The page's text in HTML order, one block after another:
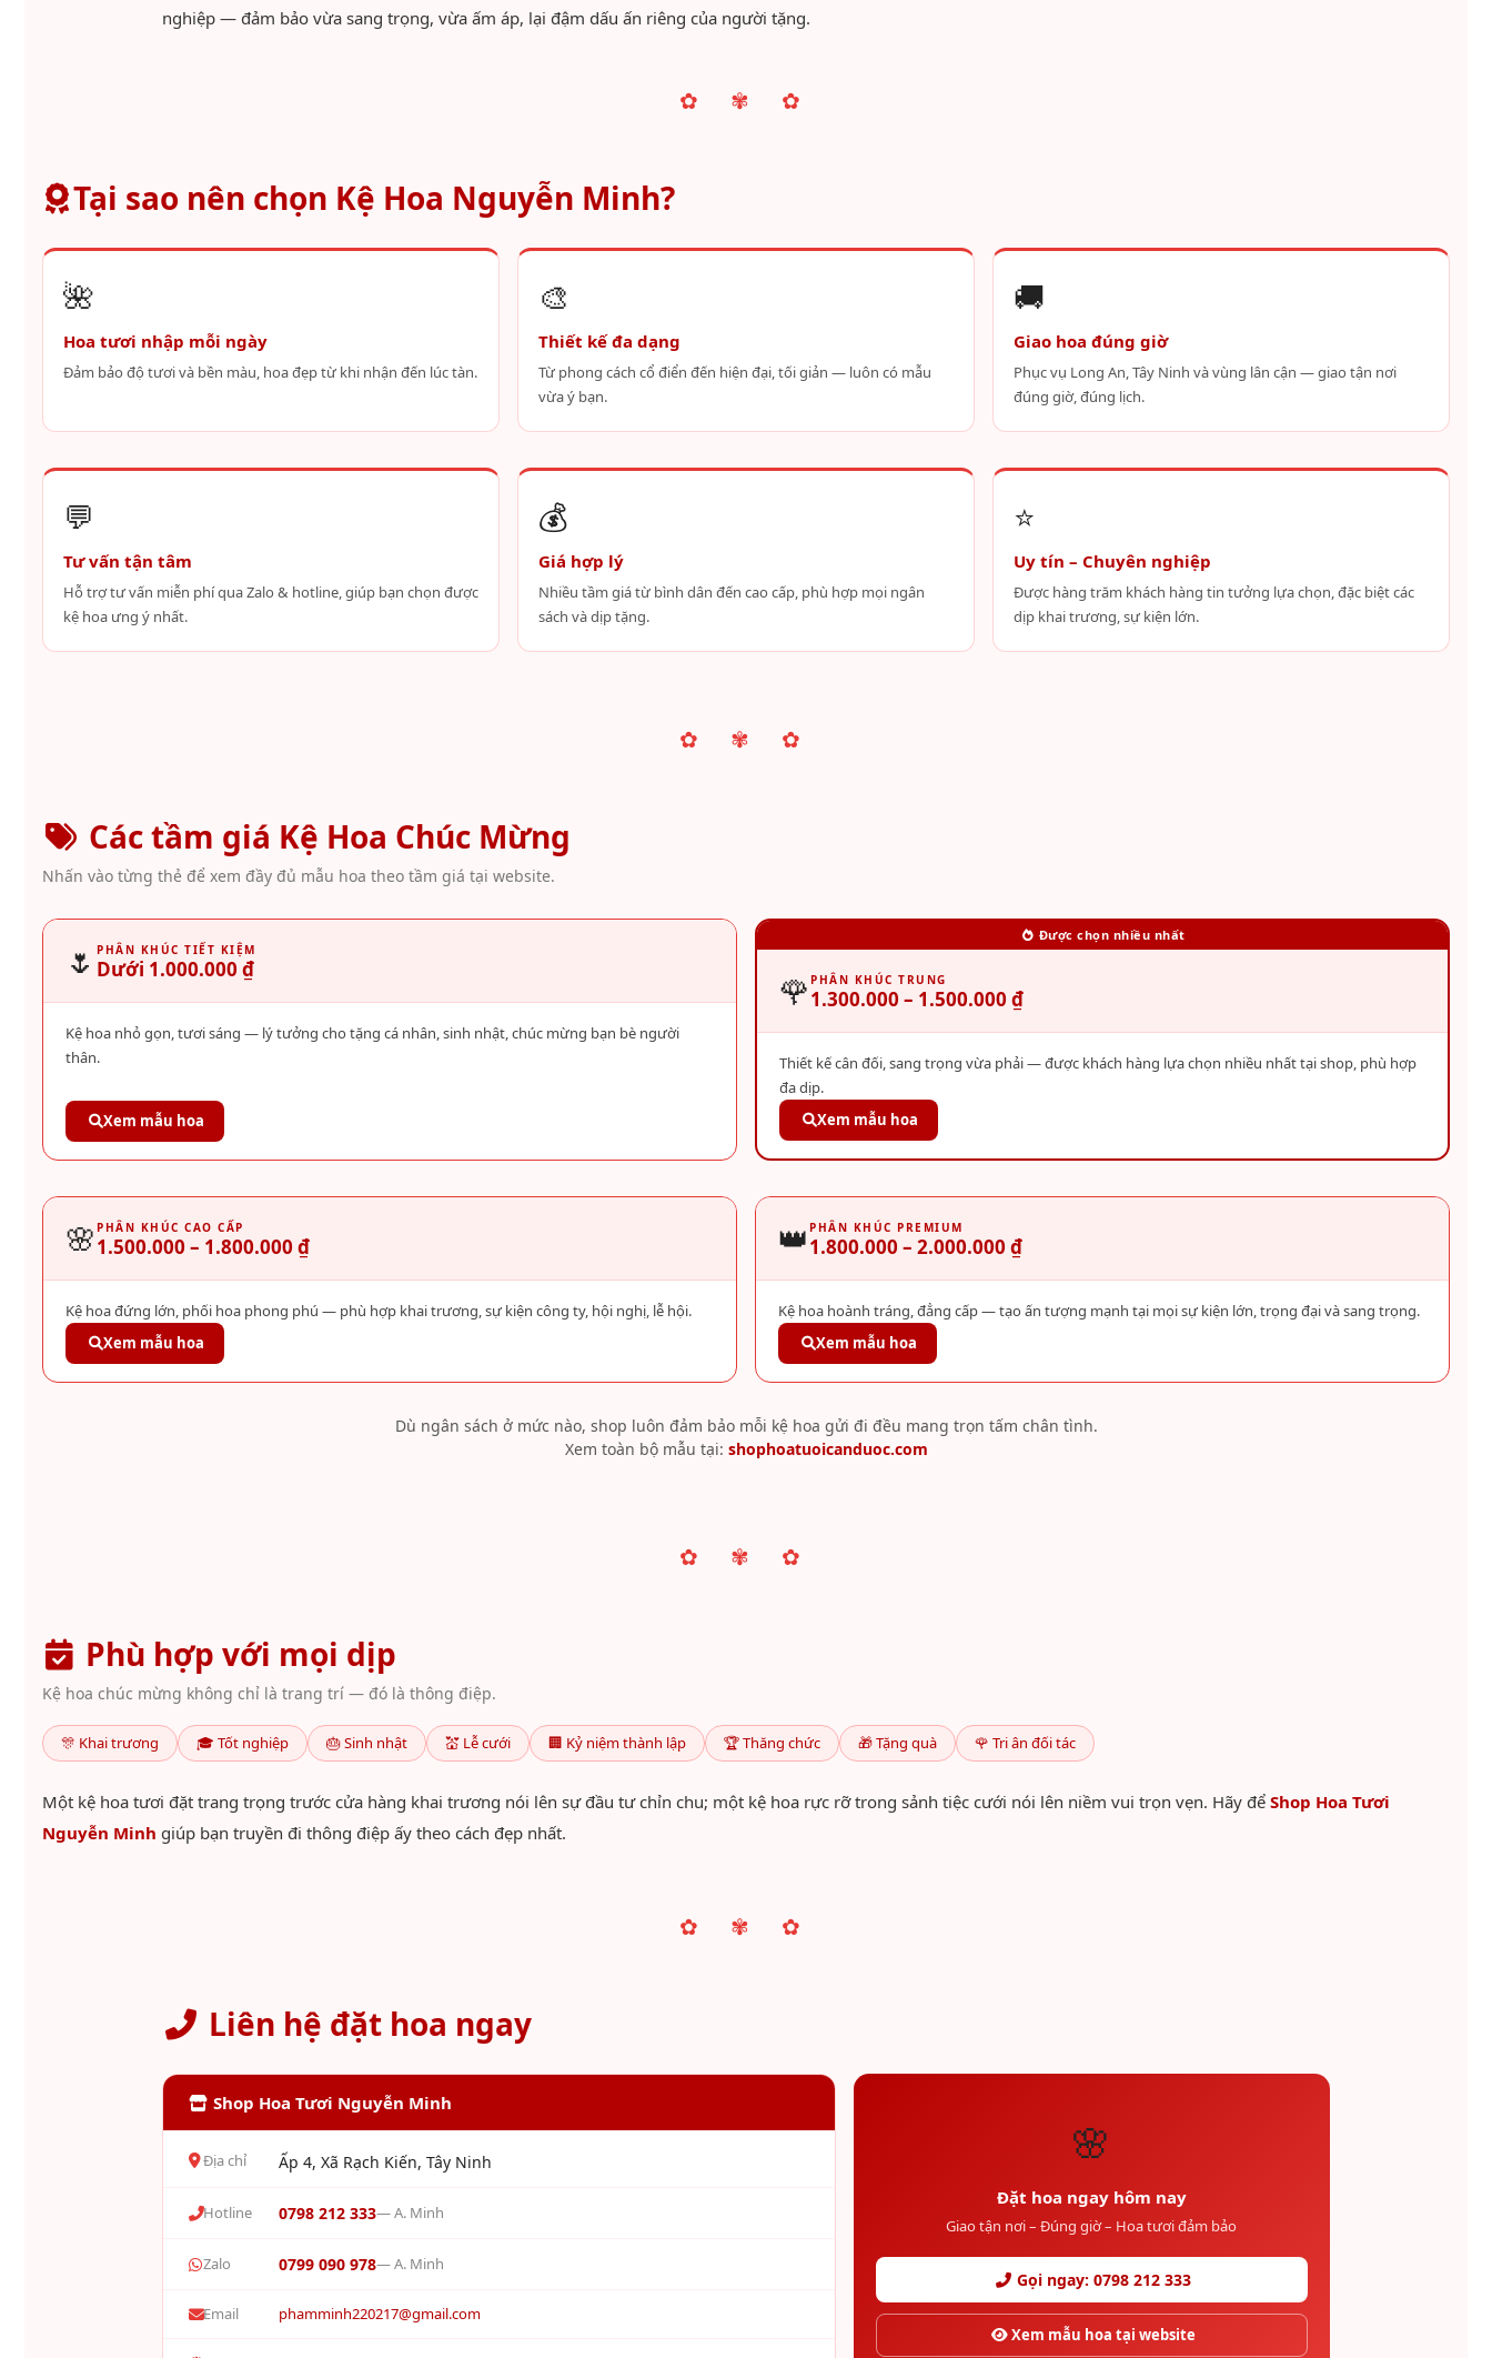
nghiệp — đảm bảo vừa sang trọng, vừa ấm áp, lại đậm dấu ấn riêng của người tặng.
✿ ✾ ✿
Tại sao nên chọn Kệ Hoa Nguyễn Minh?
🌺
Hoa tươi nhập mỗi ngày
Đảm bảo độ tươi và bền màu, hoa đẹp từ khi nhận đến lúc tàn.
🎨
Thiết kế đa dạng
Từ phong cách cổ điển đến hiện đại, tối giản — luôn có mẫu
vừa ý bạn.
🚚
Giao hoa đúng giờ
Phục vụ Long An, Tây Ninh và vùng lân cận — giao tận nơi
đúng giờ, đúng lịch.
💬
Tư vấn tận tâm
Hỗ trợ tư vấn miễn phí qua Zalo & hotline, giúp bạn chọn được
kệ hoa ưng ý nhất.
💰
Giá hợp lý
Nhiều tầm giá từ bình dân đến cao cấp, phù hợp mọi ngân
sách và dịp tặng.
⭐
Uy tín – Chuyên nghiệp
Được hàng trăm khách hàng tin tưởng lựa chọn, đặc biệt các
dịp khai trương, sự kiện lớn.
✿ ✾ ✿
Các tầm giá Kệ Hoa Chúc Mừng
Nhấn vào từng thẻ để xem đầy đủ mẫu hoa theo tầm giá tại website.
🌷 PHÂN KHÚC TIẾT KIỆM
Dưới 1.000.000 ₫
Kệ hoa nhỏ gọn, tươi sáng — lý tưởng cho tặng cá nhân, sinh nhật, chúc mừng bạn bè người
thân.
Xem mẫu hoa
Được chọn nhiều nhất
🌹 PHÂN KHÚC TRUNG
1.300.000 – 1.500.000 ₫
Thiết kế cân đối, sang trọng vừa phải — được khách hàng lựa chọn nhiều nhất tại shop, phù hợp
đa dịp.
Xem mẫu hoa
🌸 PHÂN KHÚC CAO CẤP
1.500.000 – 1.800.000 ₫
Kệ hoa đứng lớn, phối hoa phong phú — phù hợp khai trương, sự kiện công ty, hội nghị, lễ hội.
Xem mẫu hoa
👑 PHÂN KHÚC PREMIUM
1.800.000 – 2.000.000 ₫
Kệ hoa hoành tráng, đẳng cấp — tạo ấn tượng mạnh tại mọi sự kiện lớn, trọng đại và sang trọng.
Xem mẫu hoa
Dù ngân sách ở mức nào, shop luôn đảm bảo mỗi kệ hoa gửi đi đều mang trọn tấm chân tình.
Xem toàn bộ mẫu tại: shophoatuoicanduoc.com
✿ ✾ ✿
Phù hợp với mọi dịp
Kệ hoa chúc mừng không chỉ là trang trí — đó là thông điệp.
🎊 Khai trương 🎓 Tốt nghiệp 🎂 Sinh nhật 💒 Lễ cưới 🏢 Kỷ niệm thành lập 🏆 Thăng chức 🎁 Tặng quà 🌹 Tri ân đối tác
Một kệ hoa tươi đặt trang trọng trước cửa hàng khai trương nói lên sự đầu tư chỉn chu; một kệ hoa rực rỡ trong sảnh tiệc cưới nói lên niềm vui trọn vẹn. Hãy để Shop Hoa Tươi
Nguyễn Minh giúp bạn truyền đi thông điệp ấy theo cách đẹp nhất.
✿ ✾ ✿
Liên hệ đặt hoa ngay
Shop Hoa Tươi Nguyễn Minh
Địa chỉ Ấp 4, Xã Rạch Kiến, Tây Ninh
Hotline 0798 212 333— A. Minh
Zalo 0799 090 978— A. Minh
Email phamminh220217@gmail.com
🌸
Đặt hoa ngay hôm nay
Giao tận nơi – Đúng giờ – Hoa tươi đảm bảo
Gọi ngay: 0798 212 333
Xem mẫu hoa tại website